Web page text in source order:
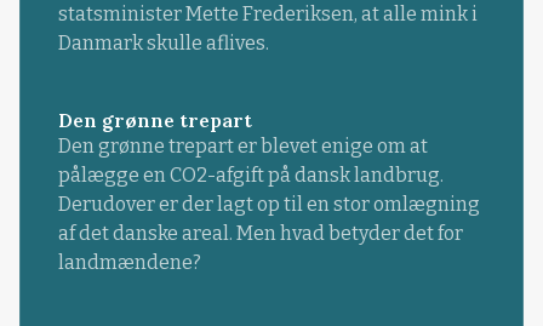
statsminister Mette Frederiksen, at alle mink i
Danmark skulle aflives.
Den grønne trepart
Den grønne trepart er blevet enige om at
pålægge en CO2-afgift på dansk landbrug.
Derudover er der lagt op til en stor omlægning
af det danske areal. Men hvad betyder det for
landmændene?